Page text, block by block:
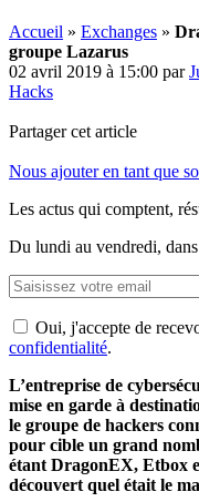
Accueil » Exchanges »
groupe Lazarus
02 avril 2019 à 15:00 par
Hacks
Partager cet article
Nous ajouter en tant que
Les actus qui comptent,
Du lundi au vendredi,
Oui, j'accepte de
confidentialité.
L’entreprise de
mise en garde à
le groupe de hackers
pour cible un grand
étant DragonEX, Etbox
découvert quel était le